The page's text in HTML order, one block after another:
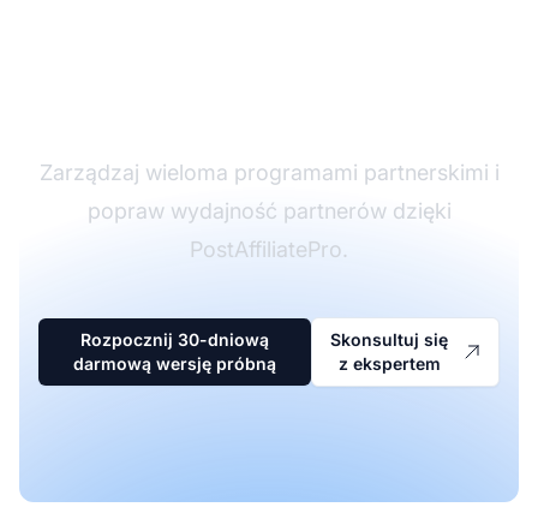
Zarządzaj wieloma programami partnerskimi i
popraw wydajność partnerów dzięki
PostAffiliatePro.
Rozpocznij 30-dniową
darmową wersję próbną
Skonsultuj się
z ekspertem